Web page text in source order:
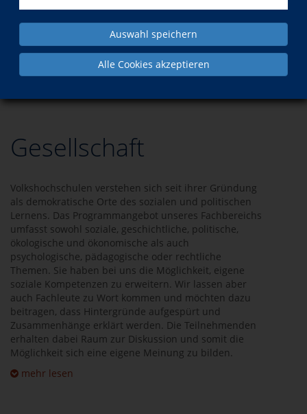
Auswahl speichern
Alle Cookies akzeptieren
Gesellschaft
Gesellschaft
Volkshochschulen verstehen sich seit ihrer Gründung
als demokratische Orte des sozialen und politischen
Lernens. Das Programmangebot unseres Fachbereichs
umfasst sowohl soziale, geschichtliche, politische,
ökologische und ökonomische als auch
psychologische, pädagogische oder rechtliche
Themen. Sie haben bei uns die Möglichkeit, eigene
soziale Kompetenzen zu erweitern. Wir lassen aber
auch Fachleute zu Wort kommen und möchten dazu
beitragen, dass Hintergründe aufgespürt und
Zusammenhänge erklärt werden. Die Teilnehmenden
erhalten dabei Raum zur Diskussion und somit die
Möglichkeit sich eine eigene Meinung zu bilden.
mehr lesen